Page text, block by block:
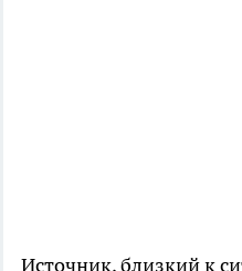
Источник, близкий к